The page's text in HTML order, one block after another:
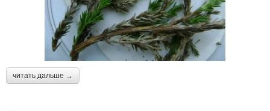
читать дальше →